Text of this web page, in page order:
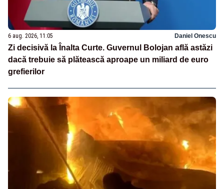
6 aug. 2026, 11:05 Daniel Onescu
Zi decisivă la Înalta Curte. Guvernul Bolojan află astăzi
dacă trebuie să plătească aproape un miliard de euro
grefierilor